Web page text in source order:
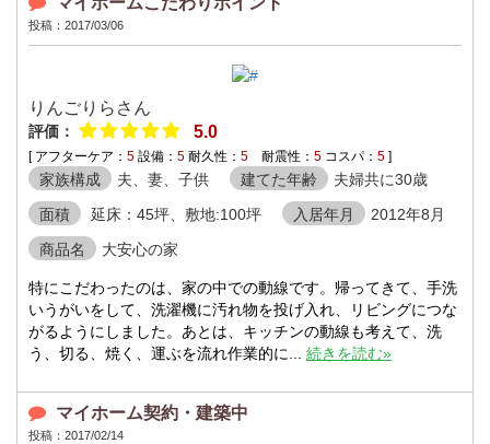
投稿：2017/03/06
りんごりらさん
評価： 5.0
[ アフターケア： 5 設備： 5 耐久性： 5 耐震性： 5 コスパ： 5 ]
家族構成 夫、妻、子供 建てた年齢
夫婦共に30歳
面積
延床：45坪、敷地:100坪 入居年月
2012年8月
商品名
大安心の家
特にこだわったのは、家の中での動線です。帰ってきて、手洗
いうがいをして、洗濯機に汚れ物を投げ入れ、リビングにつな
がるようにしました。あとは、キッチンの動線も考えて、洗
う、切る、焼く、運ぶを流れ作業的に... 続きを読む»
マイホーム契約・建築中
投稿：2017/02/14